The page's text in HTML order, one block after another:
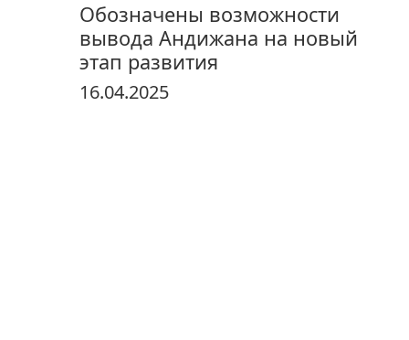
sertifikatlashtirish markazi
Обозначены возможности
вывода Андижана на новый
этап развития
16.04.2025